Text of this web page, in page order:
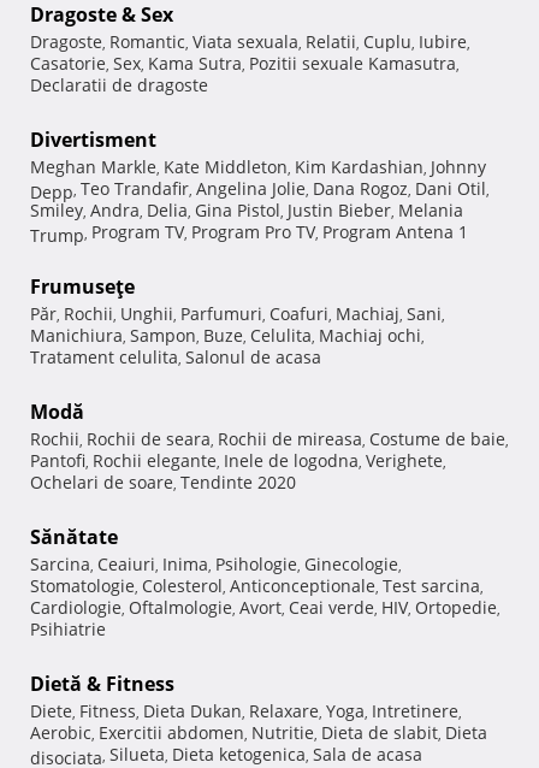
Dragoste & Sex
Dragoste, Romantic, Viata sexuala, Relatii, Cuplu, Iubire,
Casatorie, Sex, Kama Sutra, Pozitii sexuale Kamasutra,
Declaratii de dragoste
Divertisment
Meghan Markle, Kate Middleton, Kim Kardashian, Johnny
Depp, Teo Trandafir, Angelina Jolie, Dana Rogoz, Dani Otil,
Smiley, Andra, Delia, Gina Pistol, Justin Bieber, Melania
Trump, Program TV, Program Pro TV, Program Antena 1
Frumuseţe
Păr, Rochii, Unghii, Parfumuri, Coafuri, Machiaj, Sani,
Manichiura, Sampon, Buze, Celulita, Machiaj ochi,
Tratament celulita, Salonul de acasa
Modă
Rochii, Rochii de seara, Rochii de mireasa, Costume de baie,
Pantofi, Rochii elegante, Inele de logodna, Verighete,
Ochelari de soare, Tendinte 2020
Sănătate
Sarcina, Ceaiuri, Inima, Psihologie, Ginecologie,
Stomatologie, Colesterol, Anticonceptionale, Test sarcina,
Cardiologie, Oftalmologie, Avort, Ceai verde, HIV, Ortopedie,
Psihiatrie
Dietă & Fitness
Diete, Fitness, Dieta Dukan, Relaxare, Yoga, Intretinere,
Aerobic, Exercitii abdomen, Nutritie, Dieta de slabit, Dieta
disociata, Silueta, Dieta ketogenica, Sala de acasa